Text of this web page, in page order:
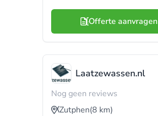
Offerte aanvragen
Laatzewassen.nl
Nog geen reviews
Zutphen(8 km)